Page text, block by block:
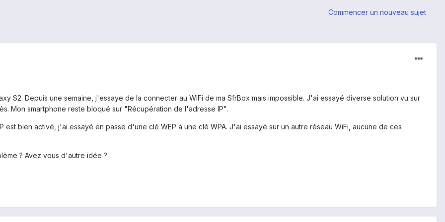
Commencer un nouveau sujet
S2. Depuis une semaine, j'essaye de la connecter au WiFi de ma SfrBox mais impossible. J'ai essayé diverse solution vu sur
Mon smartphone reste bloqué sur "Récupération de l'adresse IP".
est bien activé, j'ai essayé en passe d'une clé WEP à une clé WPA. J'ai essayé sur un autre réseau WiFi, aucune de ces
? Avez vous d'autre idée ?